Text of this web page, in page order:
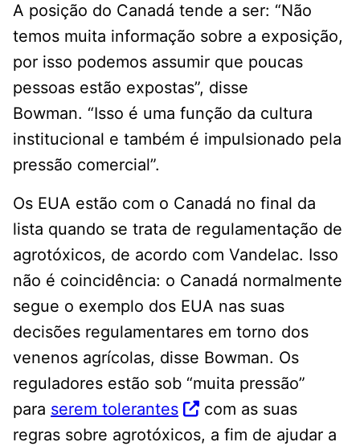
A posição do Canadá tende a ser: “Não
temos muita informação sobre a exposição,
por isso podemos assumir que poucas
pessoas estão expostas”, disse
Bowman. “Isso é uma função da cultura
institucional e também é impulsionado pela
pressão comercial”.
Os EUA estão com o Canadá no final da
lista quando se trata de regulamentação de
agrotóxicos, de acordo com Vandelac. Isso
não é coincidência: o Canadá normalmente
segue o exemplo dos EUA nas suas
decisões regulamentares em torno dos
venenos agrícolas, disse Bowman. Os
reguladores estão sob “muita pressão”
para serem tolerantes
com as suas
regras sobre agrotóxicos, a fim de ajudar a